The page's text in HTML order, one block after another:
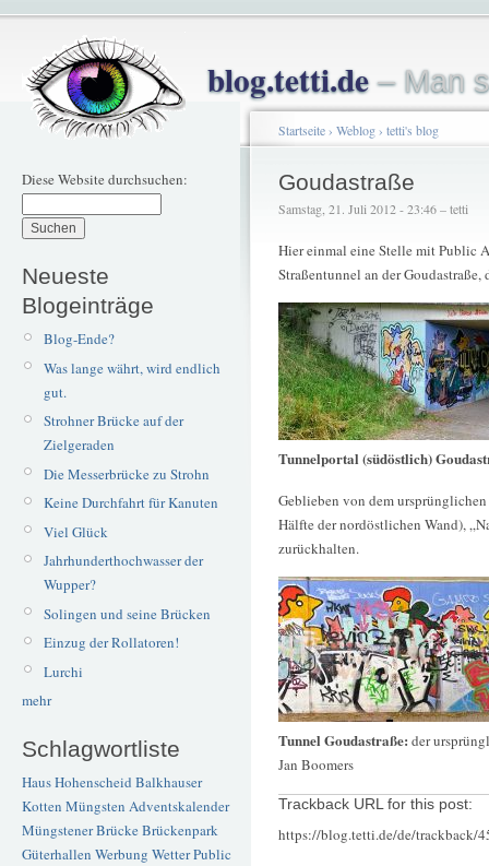
blog.tetti.de– Man
Diese Website durchsuchen:
Neueste
Blogeinträge
Blog-Ende?
Was lange währt, wird endlich
gut.
Strohner Brücke auf der
Zielgeraden
Die Messerbrücke zu Strohn
Keine Durchfahrt für Kanuten
Viel Glück
Jahrhunderthochwasser der
Wupper?
Solingen und seine Brücken
Einzug der Rollatoren!
Lurchi
mehr
Schlagwortliste
Haus Hohenscheid Balkhauser
Kotten Müngsten Adventskalender
Müngstener BrückeBrückenpark
Güterhallen Werbung WetterPublic
Startseite› Weblog› tetti's blog
Goudastraße
Samstag, 21. Juli 2012 - 23:46 – tetti
Hier einmal eine Stelle mit Public
Straßentunnel an der
Tunnelportal (südöstlich)
Geblieben von dem
Hälfte der nordöstlichen Wand),
zurückhalten.
Tunnel Goudastraße: der
Jan Boomers
Trackback URL for this post:
https://blog.tetti.de/de/trackback/